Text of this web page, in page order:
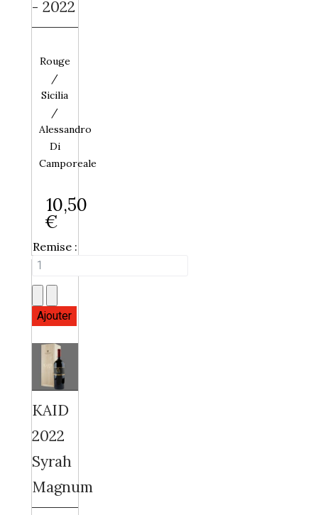
- 2022
Rouge
/
Sicilia
/
Alessandro
Di
Camporeale
10,50
€
Remise :
KAID
2022
Syrah
Magnum